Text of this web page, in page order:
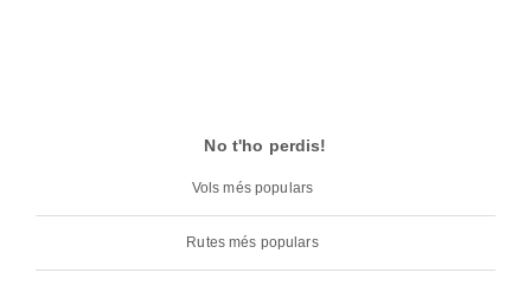
No t'ho perdis!
Vols més populars
Rutes més populars